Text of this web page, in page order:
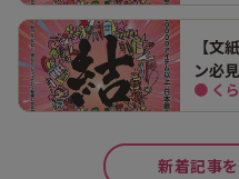
【文
ン必
月31
● く
新着記事